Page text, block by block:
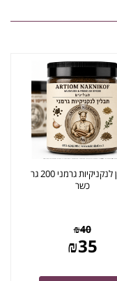
תבלין לנקניקיות גרמני 200 גר
כשר
₪40
₪35